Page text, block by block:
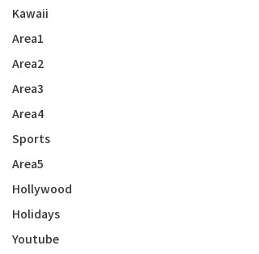
Kawaii
Area1
Area2
Area3
Area4
Sports
Area5
Hollywood
Holidays
Youtube